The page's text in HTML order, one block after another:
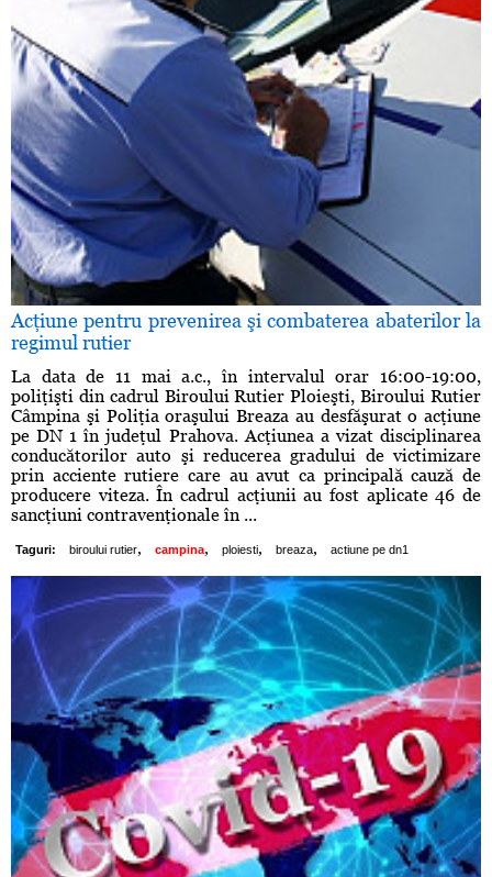
Acţiune pentru prevenirea şi combaterea abaterilor la
regimul rutier
La data de 11 mai a.c., în intervalul orar 16:00-19:00,
poliţişti din cadrul Biroului Rutier Ploieşti, Biroului Rutier
Câmpina şi Poliţia oraşului Breaza au desfăşurat o acţiune
pe DN 1 în judeţul Prahova. Acţiunea a vizat disciplinarea
conducătorilor auto şi reducerea gradului de victimizare
prin acciente rutiere care au avut ca principală cauză de
producere viteza. În cadrul acţiunii au fost aplicate 46 de
sancţiuni contravenţionale în ...
Taguri: biroului rutier, campina, ploiesti, breaza, actiune pe dn1